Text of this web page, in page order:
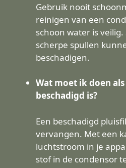
Gebruik nooit
reinigen van een
schoon water is
scherpe spullen
beschadigen.
Wat moet ik doen
beschadigd is?
Een beschadigd
vervangen. Met een
luchtstroom in je
stof in de condensor